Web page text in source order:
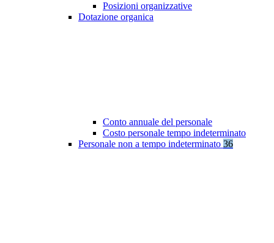
Posizioni organizzative
Dotazione organica
Conto annuale del personale
Costo personale tempo indeterminato
Personale non a tempo indeterminato 36